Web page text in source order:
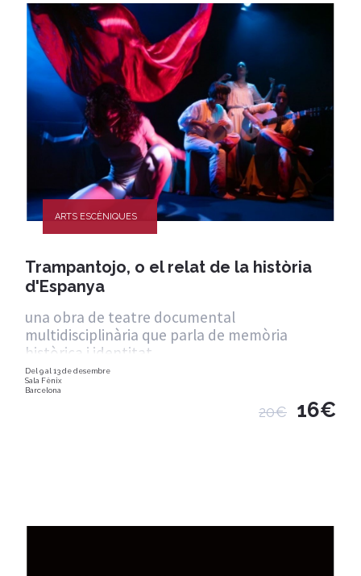
ARTS ESCÈNIQUES
Trampantojo, o el relat de la història
d'Espanya
una obra de teatre documental
multidisciplinària que parla de memòria
històrica i identitat
Del 9 al 13 de desembre
Sala Fènix
Barcelona
20€ 16€